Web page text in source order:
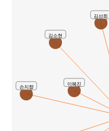
김소현
김선희
이혜진
손지향